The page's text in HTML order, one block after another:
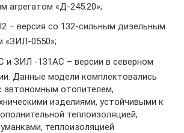
агрегатом «Д-245.20»;
– версия со 132-сильным дизельным
«ЗИЛ-0550»;
и ЗИЛ -131АС – версии в северном
Данные модели комплектовались
автономным отопителем,
изделиями, устойчивыми к
теплоизоляцией,
теплоизоляцией